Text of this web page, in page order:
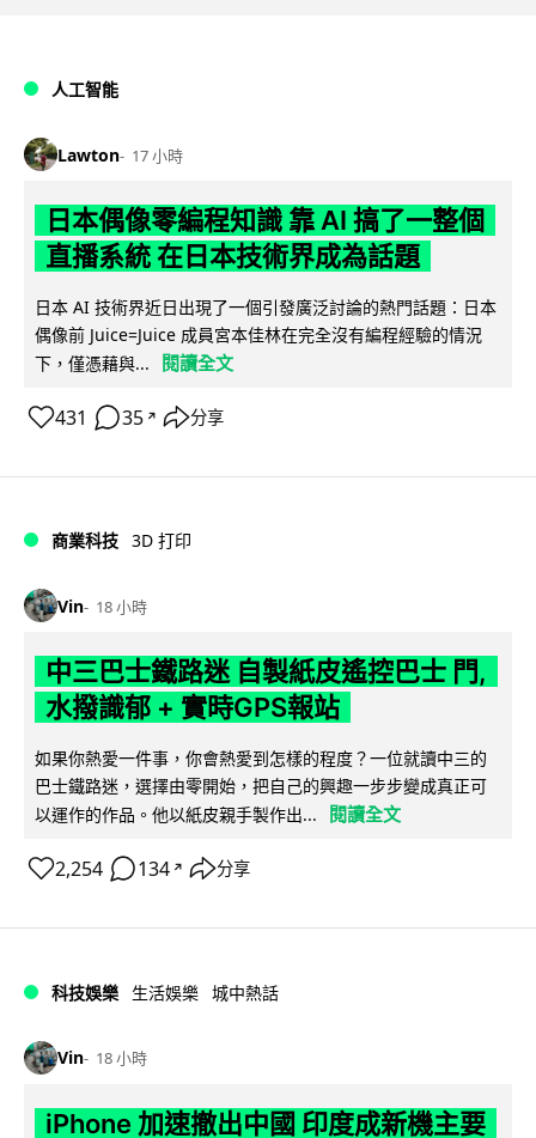
人工智能
Lawton 17 小時
日本偶像零編程知識 靠 AI 搞了一整個
直播系統 在日本技術界成為話題
日本 AI 技術界近日出現了一個引發廣泛討論的熱門話題：日本
偶像前 Juice=Juice 成員宮本佳林在完全沒有編程經驗的情況
下，僅憑藉與...
閱讀全文
431 35 ↗ 分享
商業科技 3D 打印
Vin 18 小時
中三巴士鐵路迷 自製紙皮遙控巴士 門,
水撥識郁 + 實時GPS報站
如果你熱愛一件事，你會熱愛到怎樣的程度？一位就讀中三的
巴士鐵路迷，選擇由零開始，把自己的興趣一步步變成真正可
以運作的作品。他以紙皮親手製作出...
閱讀全文
2,254 134 ↗ 分享
科技娛樂 生活娛樂 城中熱話
Vin 18 小時
iPhone 加速撤出中國 印度成新機主要